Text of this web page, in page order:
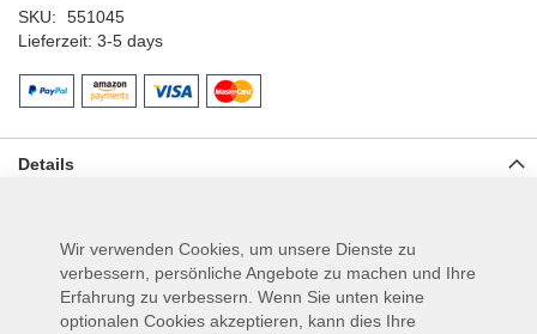
SKU
551045
Lieferzeit 3-5 days
Details
Mehr Informationen
Wir verwenden Cookies, um unsere Dienste zu
verbessern, persönliche Angebote zu machen und Ihre
Erfahrung zu verbessern. Wenn Sie unten keine
optionalen Cookies akzeptieren, kann dies Ihre